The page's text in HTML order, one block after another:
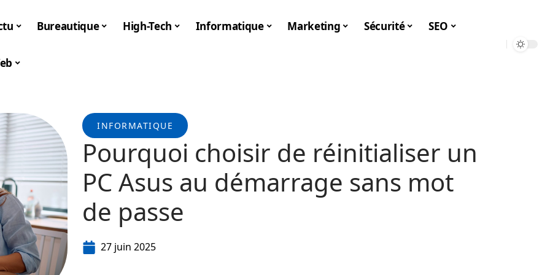
Bureautique High-Tech Informatique Marketing Sécurité SEO
INFORMATIQUE
Pourquoi choisir de réinitialiser un
PC Asus au démarrage sans mot
de passe
27 juin 2025